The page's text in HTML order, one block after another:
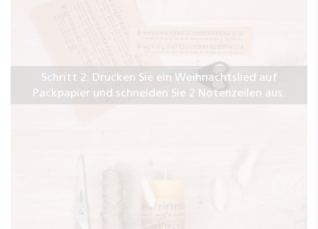
Schritt 2: Drucken Sie ein Weihnachtslied auf
Packpapier und schneiden Sie 2 Notenzeilen aus.